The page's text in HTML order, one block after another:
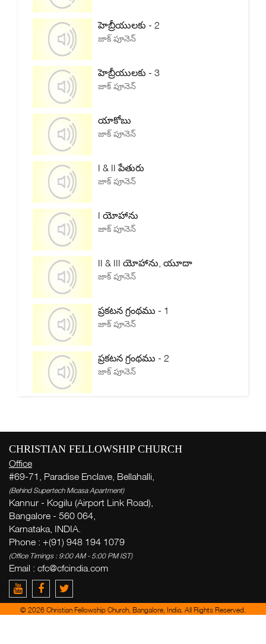
హెబ్రీయులకు - 2
జాక్ పూనెన్
హెబ్రీయులకు - 3
జాక్ పూనెన్
యాకోబు
జాక్ పూనెన్
I & II పేతురు
జాక్ పూనెన్
I యోహాను
జాక్ పూనెన్
II & III యోహాను, యూదా
జాక్ పూనెన్
ప్రకటన గ్రంథము - 1
జాక్ పూనెన్
ప్రకటన గ్రంథము - 2
జాక్ పూనెన్
CHRISTIAN FELLOWSHIP CHURCH
Office
#69-71, Paradise Enclave, Bellahalli,
(Behind Supertech Micasa Apartment)
Kannur - Kogilu (Airport Link Road),
Bangalore - 560 064,
Karnataka, INDIA.
Phone : +(91) 948 194 1079
(Office Timings : 9:00 AM - 5:00 PM IST)
Email : cfc@cfcindia.com
© 2026 Christian Fellowship Church, Bangalore, India. All Rights Reserved.